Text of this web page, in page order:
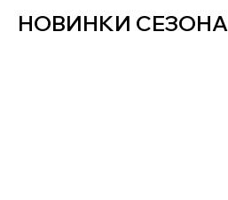
НОВИНКИ СЕЗОНА